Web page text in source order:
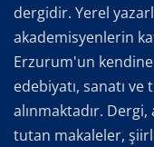
dergidir. Yerel
akademisyenlerin
Erzurum'un
edebiyatı, sanatı
alınmaktadır.
tutan makaleler,